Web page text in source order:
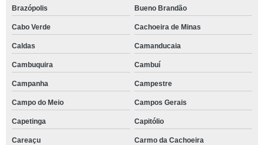
Brazópolis Bueno Brandão
Cabo Verde Cachoeira de Minas
Caldas Camanducaia
Cambuquira Cambuí
Campanha Campestre
Campo do Meio Campos Gerais
Capetinga Capitólio
Careaçu Carmo da Cachoeira